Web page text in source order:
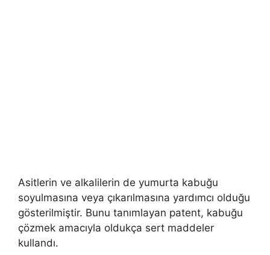
Asitlerin ve alkalilerin de yumurta kabuğu
soyulmasına veya çıkarılmasına yardımcı olduğu
gösterilmiştir. Bunu tanımlayan patent, kabuğu
çözmek amacıyla oldukça sert maddeler
kullandı.